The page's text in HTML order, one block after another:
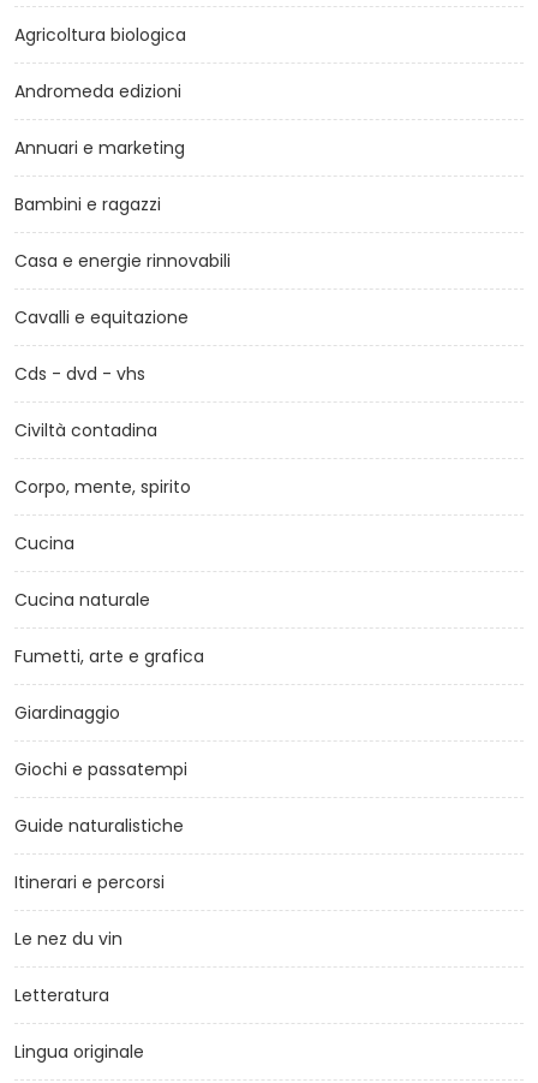
Agricoltura biologica
Andromeda edizioni
Annuari e marketing
Bambini e ragazzi
Casa e energie rinnovabili
Cavalli e equitazione
Cds - dvd - vhs
Civiltà contadina
Corpo, mente, spirito
Cucina
Cucina naturale
Fumetti, arte e grafica
Giardinaggio
Giochi e passatempi
Guide naturalistiche
Itinerari e percorsi
Le nez du vin
Letteratura
Lingua originale